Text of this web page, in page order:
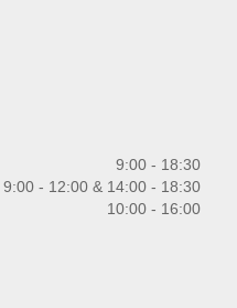
9:00 - 18:30
9:00 - 12:00 & 14:00 - 18:30
10:00 - 16:00